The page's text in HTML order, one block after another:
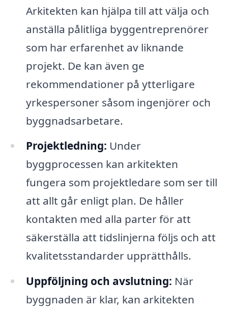
Arkitekten kan hjälpa till att välja och
anställa pålitliga byggentreprenörer
som har erfarenhet av liknande
projekt. De kan även ge
rekommendationer på ytterligare
yrkespersoner såsom ingenjörer och
byggnadsarbetare.
Projektledning: Under
byggprocessen kan arkitekten
fungera som projektledare som ser till
att allt går enligt plan. De håller
kontakten med alla parter för att
säkerställa att tidslinjerna följs och att
kvalitetsstandarder upprätthålls.
Uppföljning och avslutning: När
byggnaden är klar, kan arkitekten